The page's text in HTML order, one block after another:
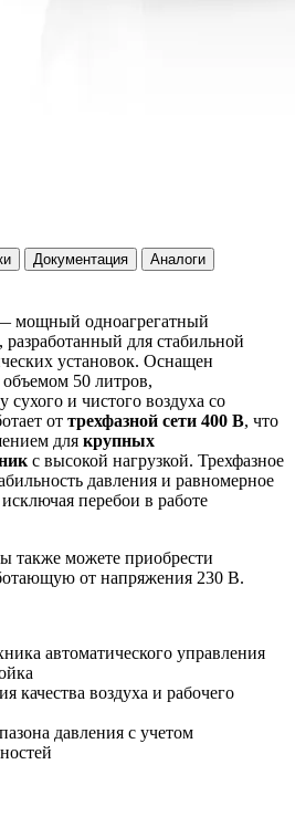
Документация
Аналоги
мощный одноагрегатный
для стабильной
установок. Оснащен
50 литров,
и чистого воздуха со
от трехфазной сети 400 В, что
для крупных
с высокой нагрузкой. Трехфазное
давления и равномерное
перебои в работе
также можете приобрести
от напряжения 230 В.
автоматического управления
качества воздуха и рабочего
давления с учетом